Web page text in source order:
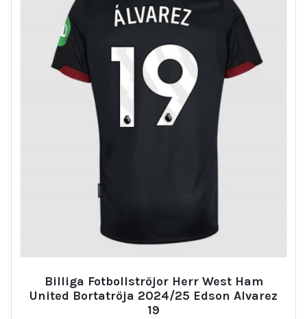
Billiga Fotbollströjor Herr West Ham
United Bortatröja 2024/25 Edson Alvarez
19